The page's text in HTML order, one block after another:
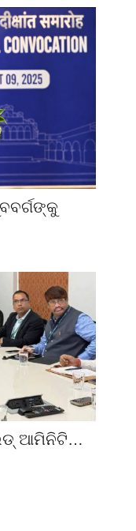
ଆମିନିଟି…